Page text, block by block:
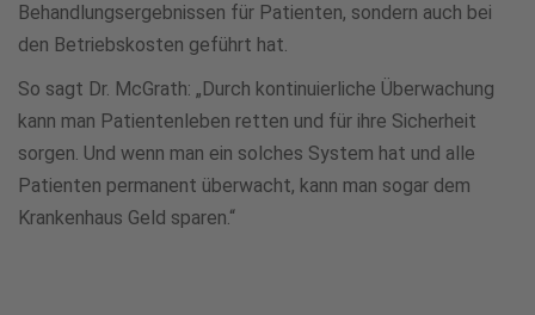
Behandlungsergebnissen für Patienten, sondern auch bei
den Betriebskosten geführt hat.
So sagt Dr. McGrath: „Durch kontinuierliche Überwachung
kann man Patientenleben retten und für ihre Sicherheit
sorgen. Und wenn man ein solches System hat und alle
Patienten permanent überwacht, kann man sogar dem
Krankenhaus Geld sparen.“